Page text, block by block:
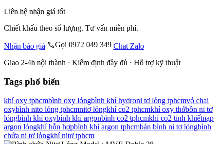
Liên hệ nhận giá tốt
Chiết khấu theo số lượng. Tư vấn miễn phí.
Nhận báo giá Gọi 0972 049 349 Chat Zalo
Giao 2-4h nội thành · Kiểm định đầy đủ · Hỗ trợ kỹ thuật
Tags phổ biến
khí oxy tphcmbình oxy lỏngbình khí hydroni tơ lỏng tphcmvỏ chai
oxybình nito lỏng tphcmnitơ lỏngkhí co2 tphcmkhí oxy thởbồn ni tơ
lỏngbình khí oxybình khí argonbình co2 tphcmkhí co2 tinh khiếtnạp
argon lỏngkhí hỗn hợpbình khí argon tphcmbán bình ni tơ lỏngbình
chứa ni tơ lỏngkhí nitơ tphcm